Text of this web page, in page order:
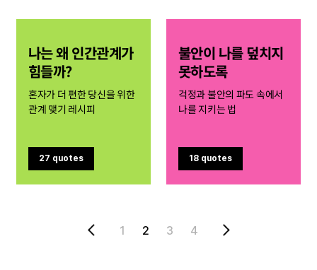
나는 왜 인간관계가
힘들까?
혼자가 더 편한 당신을 위한
관계 맺기 레시피
27 quotes
불안이 나를 덮치지
못하도록
걱정과 불안의 파도 속에서
나를 지키는 법
18 quotes
1 2 3 4